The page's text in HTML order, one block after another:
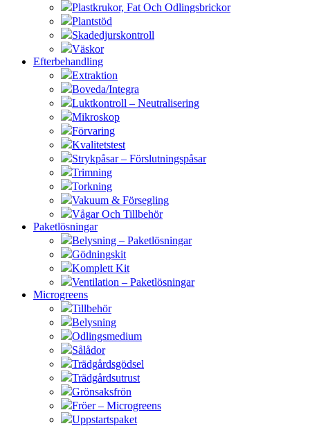
Plastkrukor, Fat Och Odlingsbrickor
Plantstöd
Skadedjurskontroll
Väskor
Efterbehandling
Extraktion
Boveda/Integra
Luktkontroll – Neutralisering
Mikroskop
Förvaring
Kvalitetstest
Strykpåsar – Förslutningspåsar
Trimning
Torkning
Vakuum & Försegling
Vågar Och Tillbehör
Paketlösningar
Belysning – Paketlösningar
Gödningskit
Komplett Kit
Ventilation – Paketlösningar
Microgreens
Tillbehör
Belysning
Odlingsmedium
Sålådor
Trädgårdsgödsel
Trädgårdsutrust
Grönsaksfrön
Fröer – Microgreens
Uppstartspaket